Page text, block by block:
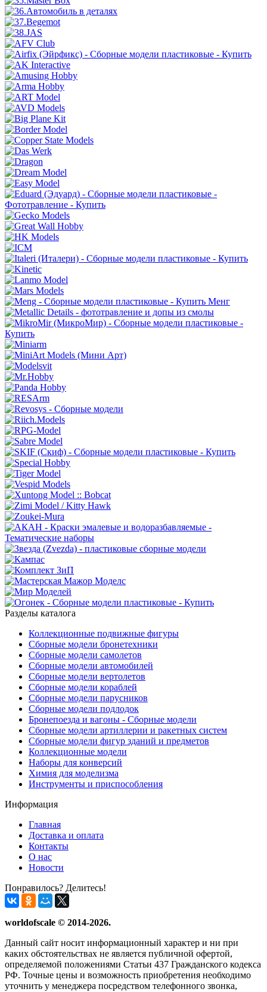
Разделы каталога
Коллекционные подвижные фигуры
Сборные модели бронетехники
Сборные модели самолетов
Сборные модели автомобилей
Сборные модели вертолетов
Сборные модели кораблей
Сборные модели парусников
Сборные модели подлодок
Бронепоезда и вагоны - Сборные модели
Сборные модели артиллерии и ракетных систем
Сборные модели фигур зданий и предметов
Коллекционные модели
Наборы для конверсий
Химия для моделизма
Инструменты и приспособления
Информация
Главная
Доставка и оплата
Контакты
О нас
Новости
Понравилось? Делитесь!
worldofscale © 2014-2026.
Данный сайт носит информационный характер и ни при
каких обстоятельствах не является публичной офертой,
определяемой положениями Статьи 437 Гражданского кодекса
РФ. Точные цены и возможность приобретения необходимо
уточнить у менеджера посредством телефонного звонка,